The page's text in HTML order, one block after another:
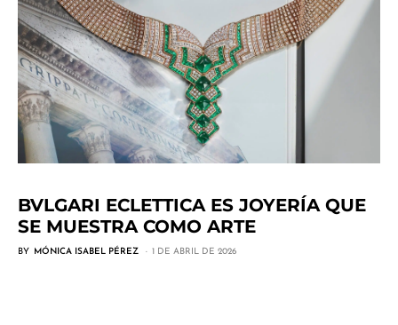
BVLGARI ECLETTICA ES JOYERÍA QUE
SE MUESTRA COMO ARTE
BY MÓNICA ISABEL PÉREZ 1 DE ABRIL DE 2026